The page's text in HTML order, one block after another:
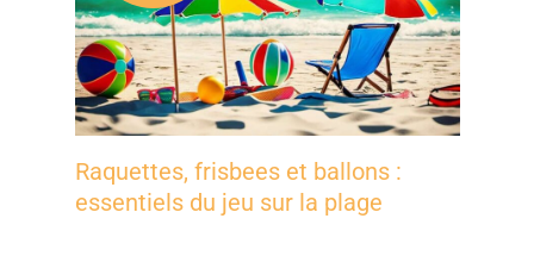
Raquettes, frisbees et ballons :
essentiels du jeu sur la plage